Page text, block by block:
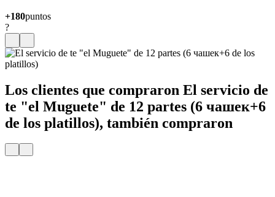
+180puntos
?
Los clientes que compraron El servicio de
te "el Muguete" de 12 partes (6 чашек+6
de los platillos), también compraron